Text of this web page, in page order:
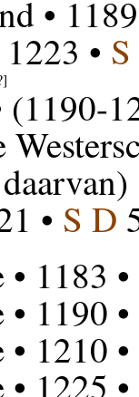
•
•
• S D
• 1183 •
• 1190 •
• 1210 •
• 1225 •